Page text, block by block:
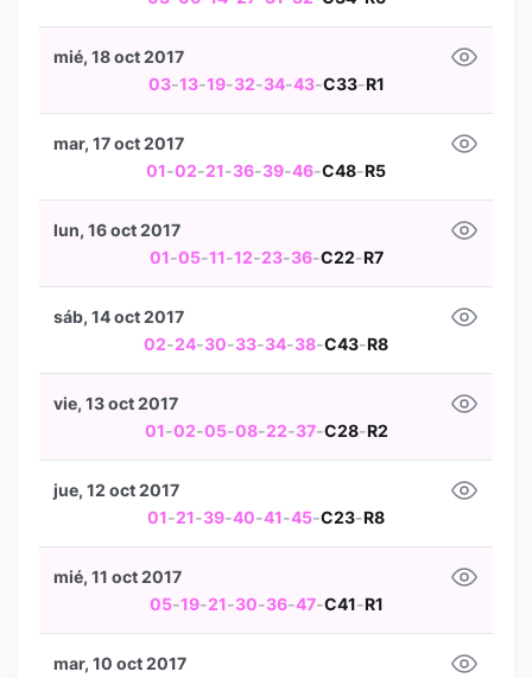
03-13-19-32-34-43-C33-R1
mié, 18 oct 2017
01-02-21-36-39-46-C48-R5
mar, 17 oct 2017
01-05-11-12-23-36-C22-R7
lun, 16 oct 2017
02-24-30-33-34-38-C43-R8
sáb, 14 oct 2017
01-02-05-08-22-37-C28-R2
vie, 13 oct 2017
01-21-39-40-41-45-C23-R8
jue, 12 oct 2017
05-19-21-30-36-47-C41-R1
mié, 11 oct 2017
mar, 10 oct 2017